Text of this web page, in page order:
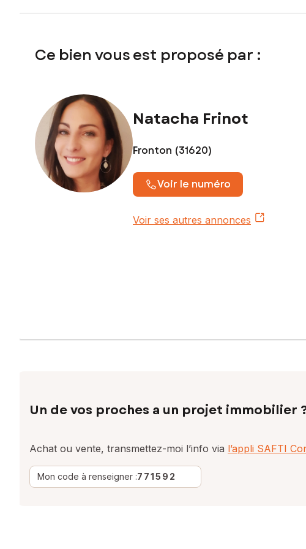
Ce bien vous est proposé par :
Natacha Frinot
Fronton (31620)
Voir le numéro
Voir ses autres annonces
Un de vos proches a un projet immobilier
Achat ou vente, transmettez-moi l’info via l’appli SAFTI
Mon code à renseigner :771592